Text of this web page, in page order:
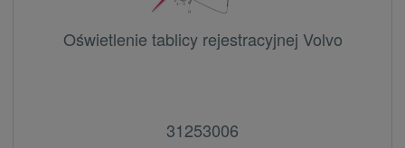
Oświetlenie tablicy rejestracyjnej Volvo
31253006